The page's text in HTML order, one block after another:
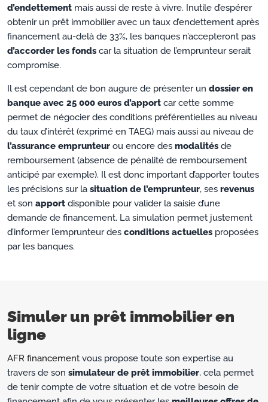
d’endettement mais aussi de reste à vivre. Inutile d’espérer
obtenir un prêt immobilier avec un taux d’endettement après
financement au-delà de 33%, les banques n’accepteront pas
d’accorder les fonds car la situation de l’emprunteur serait
compromise.
Il est cependant de bon augure de présenter un dossier en
banque avec 25 000 euros d’apport car cette somme
permet de négocier des conditions préférentielles au niveau
du taux d’intérêt (exprimé en TAEG) mais aussi au niveau de
l’assurance emprunteur ou encore des modalités de
remboursement (absence de pénalité de remboursement
anticipé par exemple). Il est donc important d’apporter toutes
les précisions sur la situation de l’emprunteur, ses revenus
et son apport disponible pour valider la saisie d’une
demande de financement. La simulation permet justement
d’informer l’emprunteur des conditions actuelles proposées
par les banques.
Simuler un prêt immobilier en
ligne
AFR financement vous propose toute son expertise au
travers de son simulateur de prêt immobilier, cela permet
de tenir compte de votre situation et de votre besoin de